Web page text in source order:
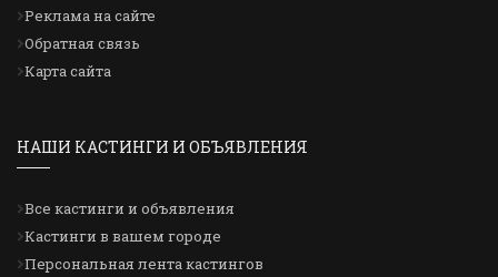
Реклама на сайте
Обратная связь
Карта сайта
НАШИ КАСТИНГИ И ОБЪЯВЛЕНИЯ
Все кастинги и объявления
Кастинги в вашем городе
Персональная лента кастингов